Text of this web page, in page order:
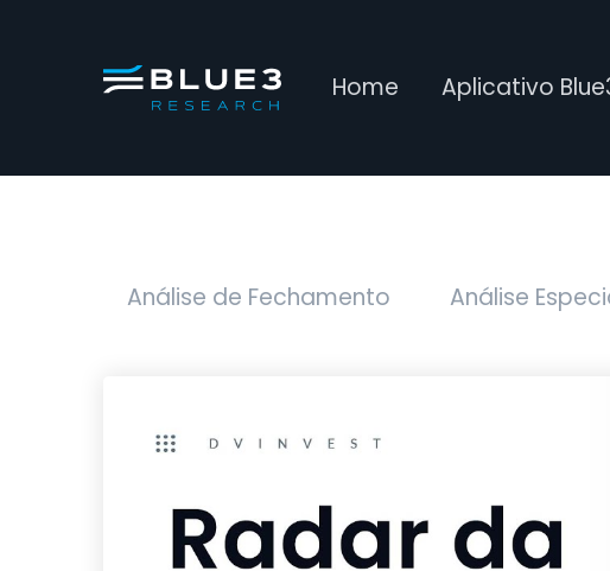
Home Aplicativo
Análise de Fechamento Análise